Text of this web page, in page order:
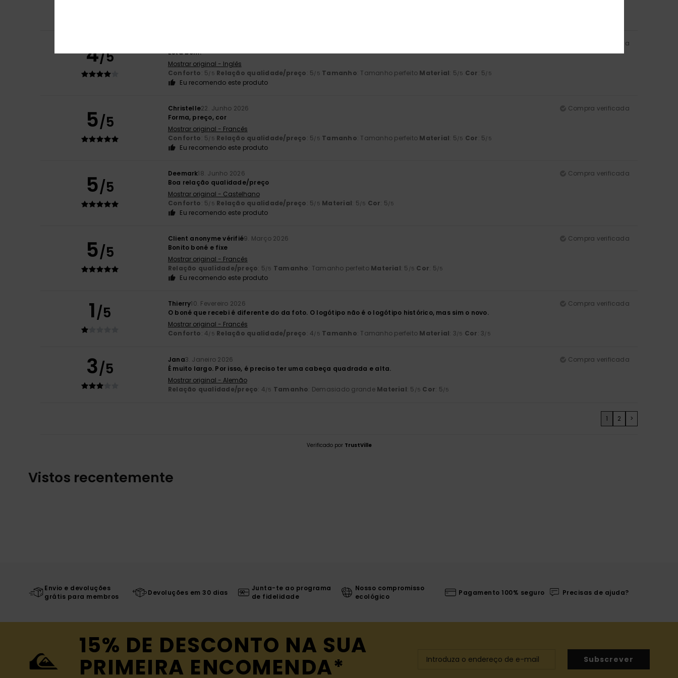
4/5
Compra verificada
Está bom.
Mostrar original - Inglês
Conforto: 5/5 Relação qualidade/preço: 5/5 Tamanho: Tamanho perfeito Material: 5/5 Cor: 5/5
Eu recomendo este produto
5/5
Christelle22. Junho 2026
Compra verificada
Forma, preço, cor
Mostrar original - Francês
Conforto: 5/5 Relação qualidade/preço: 5/5 Tamanho: Tamanho perfeito Material: 5/5 Cor: 5/5
Eu recomendo este produto
5/5
Deemark18. Junho 2026
Compra verificada
Boa relação qualidade/preço
Mostrar original - Castelhano
Conforto: 5/5 Relação qualidade/preço: 5/5 Material: 5/5 Cor: 5/5
Eu recomendo este produto
5/5
Client anonyme vérifié9. Março 2026
Compra verificada
Bonito boné e fixe
Mostrar original - Francês
Relação qualidade/preço: 5/5 Tamanho: Tamanho perfeito Material: 5 /5 Cor: 5/5
Eu recomendo este produto
1/5 Thierry10. Fevereiro 2026
Compra verificada
O boné que recebi é diferente do da foto. O logótipo não é o logótipo histórico, mas sim o novo.
Mostrar original - Francês
Conforto: 4/5 Relação qualidade/preço: 4/5 Tamanho: Tamanho perfeito Material: 3/5 Cor: 3/5
3/5 Jana3. Janeiro 2026
Compra verificada
É muito largo. Por isso, é preciso ter uma cabeça quadrada e alta.
Mostrar original - Alemão
Relação qualidade/preço: 4/5 Tamanho: Demasiado grande Material: 5 /5 Cor: 5/5
1 2 >
Verificado por TrustVille
Vistos recentemente
Envio e devoluções
grátis para membros
Devoluções em 30 dias
Junta-te ao programa
de fidelidade
Nosso compromisso
ecológico
Pagamento 100% seguro Precisas de ajuda?
15% DE DESCONTO NA SUA
PRIMEIRA ENCOMENDA* Subscrever